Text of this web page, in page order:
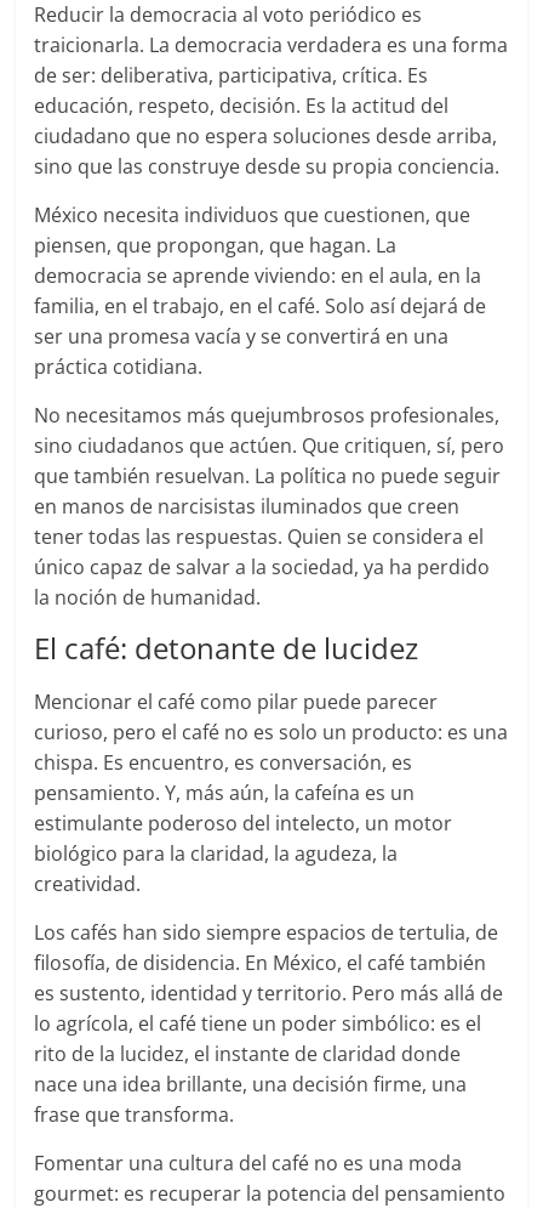
Reducir la democracia al voto periódico es
traicionarla. La democracia verdadera es una forma
de ser: deliberativa, participativa, crítica. Es
educación, respeto, decisión. Es la actitud del
ciudadano que no espera soluciones desde arriba,
sino que las construye desde su propia conciencia.
México necesita individuos que cuestionen, que
piensen, que propongan, que hagan. La
democracia se aprende viviendo: en el aula, en la
familia, en el trabajo, en el café. Solo así dejará de
ser una promesa vacía y se convertirá en una
práctica cotidiana.
No necesitamos más quejumbrosos profesionales,
sino ciudadanos que actúen. Que critiquen, sí, pero
que también resuelvan. La política no puede seguir
en manos de narcisistas iluminados que creen
tener todas las respuestas. Quien se considera el
único capaz de salvar a la sociedad, ya ha perdido
la noción de humanidad.
El café: detonante de lucidez
Mencionar el café como pilar puede parecer
curioso, pero el café no es solo un producto: es una
chispa. Es encuentro, es conversación, es
pensamiento. Y, más aún, la cafeína es un
estimulante poderoso del intelecto, un motor
biológico para la claridad, la agudeza, la
creatividad.
Los cafés han sido siempre espacios de tertulia, de
filosofía, de disidencia. En México, el café también
es sustento, identidad y territorio. Pero más allá de
lo agrícola, el café tiene un poder simbólico: es el
rito de la lucidez, el instante de claridad donde
nace una idea brillante, una decisión firme, una
frase que transforma.
Fomentar una cultura del café no es una moda
gourmet: es recuperar la potencia del pensamiento